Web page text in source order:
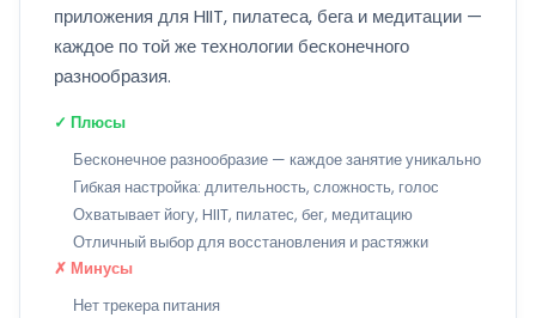
приложения для HIIT, пилатеса, бега и медитации —
каждое по той же технологии бесконечного
разнообразия.
✓ Плюсы
Бесконечное разнообразие — каждое занятие уникально
Гибкая настройка: длительность, сложность, голос
Охватывает йогу, HIIT, пилатес, бег, медитацию
Отличный выбор для восстановления и растяжки
✗ Минусы
Нет трекера питания